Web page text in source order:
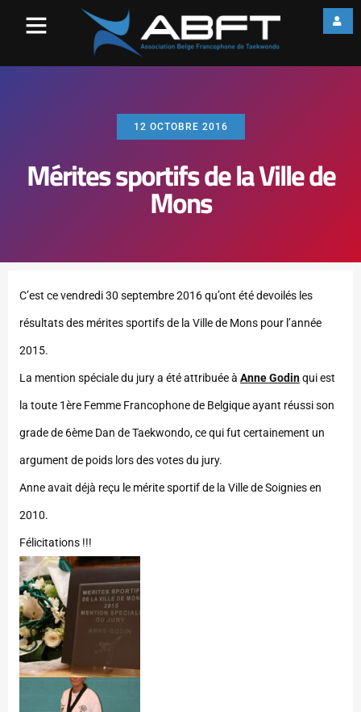
12 OCTOBRE 2016
Mérites sportifs de la Ville de
Mons
C’est ce vendredi 30 septembre 2016 qu’ont été devoilés les
résultats des mérites sportifs de la Ville de Mons pour l’année
2015.
La mention spéciale du jury a été attribuée à Anne Godinqui est
la toute 1ère Femme Francophone de Belgique ayant réussi son
grade de 6ème Dan de Taekwondo, ce qui fut certainement un
argument de poids lors des votes du jury.
Anne avait déjà reçu le mérite sportif de la Ville de Soignies en
2010.
Félicitations !!!